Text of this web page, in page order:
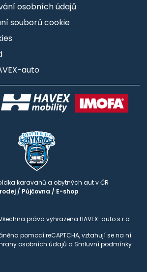
osobních údajů
souborů cookie
auto
karavanů a obytných aut v ČR
/ Půjčovna / E-shop
práva vyhrazena HAVEX-auto s.r.o.
pomocí reCAPTCHA, vztahují se na ní
osobních údajů a Smluvní podmínky